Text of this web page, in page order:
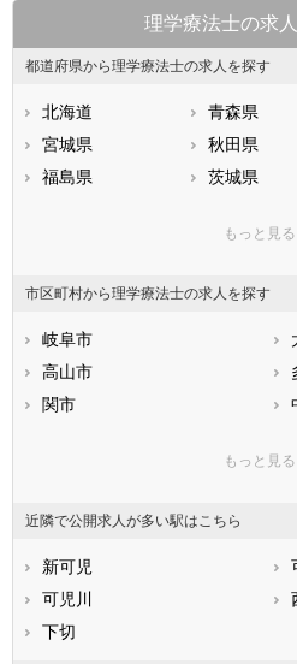
理学療法士の求
都道府県から理学療法士の求人を探す
北海道 青森県
宮城県
秋田県
福島県
茨城県
神奈川県
石川県
福井県
静岡県
滋賀県
兵庫県
山口県
福岡県
佐賀県
熊本県
鹿児島県
もっと見る
市区町村から理学療法士の求人を探す
岐阜市
高山市
関市
各務原市
山県市
飛騨市
郡上市
もっと見る
近隣で公開求人が多い駅はこちら
新可児
可児川
下切